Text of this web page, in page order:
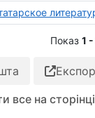
Показ 1
все на сторінці